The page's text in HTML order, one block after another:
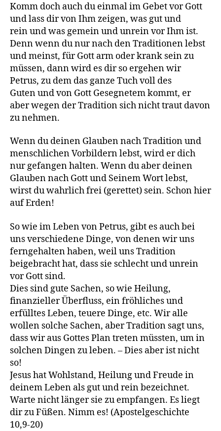
Komm doch auch du einmal im Gebet vor Gott
und lass dir von Ihm zeigen, was gut und
rein und was gemein und unrein vor Ihm ist.
Denn wenn du nur nach den Traditionen lebst
und meinst, für Gott arm oder krank sein zu
müssen, dann wird es dir so ergehen wir
Petrus, zu dem das ganze Tuch voll des
Guten und von Gott Gesegnetem kommt, er
aber wegen der Tradition sich nicht traut davon
zu nehmen.
Wenn du deinen Glauben nach Tradition und
menschlichen Vorbildern lebst, wird er dich
nur gefangen halten. Wenn du aber deinen
Glauben nach Gott und Seinem Wort lebst,
wirst du wahrlich frei (gerettet) sein. Schon hier
auf Erden!
So wie im Leben von Petrus, gibt es auch bei
uns verschiedene Dinge, von denen wir uns
ferngehalten haben, weil uns Tradition
beigebracht hat, dass sie schlecht und unrein
vor Gott sind.
Dies sind gute Sachen, so wie Heilung,
finanzieller Überfluss, ein fröhliches und
erfülltes Leben, teuere Dinge, etc. Wir alle
wollen solche Sachen, aber Tradition sagt uns,
dass wir aus Gottes Plan treten müssten, um in
solchen Dingen zu leben. – Dies aber ist nicht
so!
Jesus hat Wohlstand, Heilung und Freude in
deinem Leben als gut und rein bezeichnet.
Warte nicht länger sie zu empfangen. Es liegt
dir zu Füßen. Nimm es! (Apostelgeschichte
10,9-20)